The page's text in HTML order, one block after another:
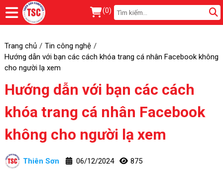
(0)
Trang chủ
Tin công nghệ
Hướng dẫn với bạn các cách khóa trang cá nhân Facebook không
cho người lạ xem
Hướng dẫn với bạn các cách
khóa trang cá nhân Facebook
không cho người lạ xem
Thiên Sơn 06/12/2024 875